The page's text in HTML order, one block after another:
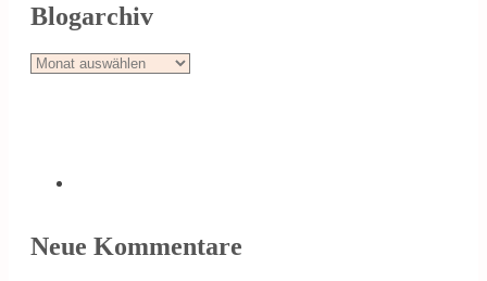
Blogarchiv
Blogarchiv
Neue Kommentare